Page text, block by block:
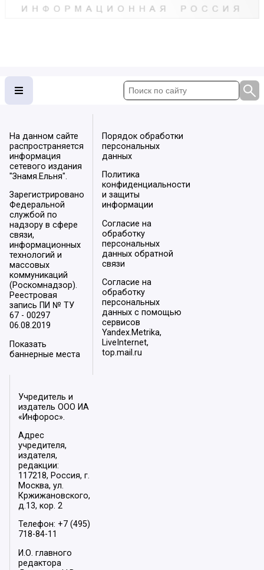
На данном сайте
распространяется
информация
сетевого издания
"Знамя.Ельня".
Зарегистрировано
Федеральной
службой по
надзору в сфере
связи,
информационных
технологий и
массовых
коммуникаций
(Роскомнадзор).
Реестровая
запись ПИ № ТУ
67 - 00297
06.08.2019
Показать
баннерные места
Порядок обработки
персональных
данных
Политика
конфиденциальности
и защиты
информации
Согласие на
обработку
персональных
данных обратной
связи
Согласие на
обработку
персональных
данных с помощью
сервисов
Yandex.Metrika,
LiveInternet,
top.mail.ru
Учредитель и
издатель ООО ИА
«Инфорос».
Адрес
учредителя,
издателя,
редакции:
117218, Россия, г.
Москва, ул.
Кржижановского,
д.13, кор. 2
Телефон: +7 (495)
718-84-11
И.О. главного
редактора